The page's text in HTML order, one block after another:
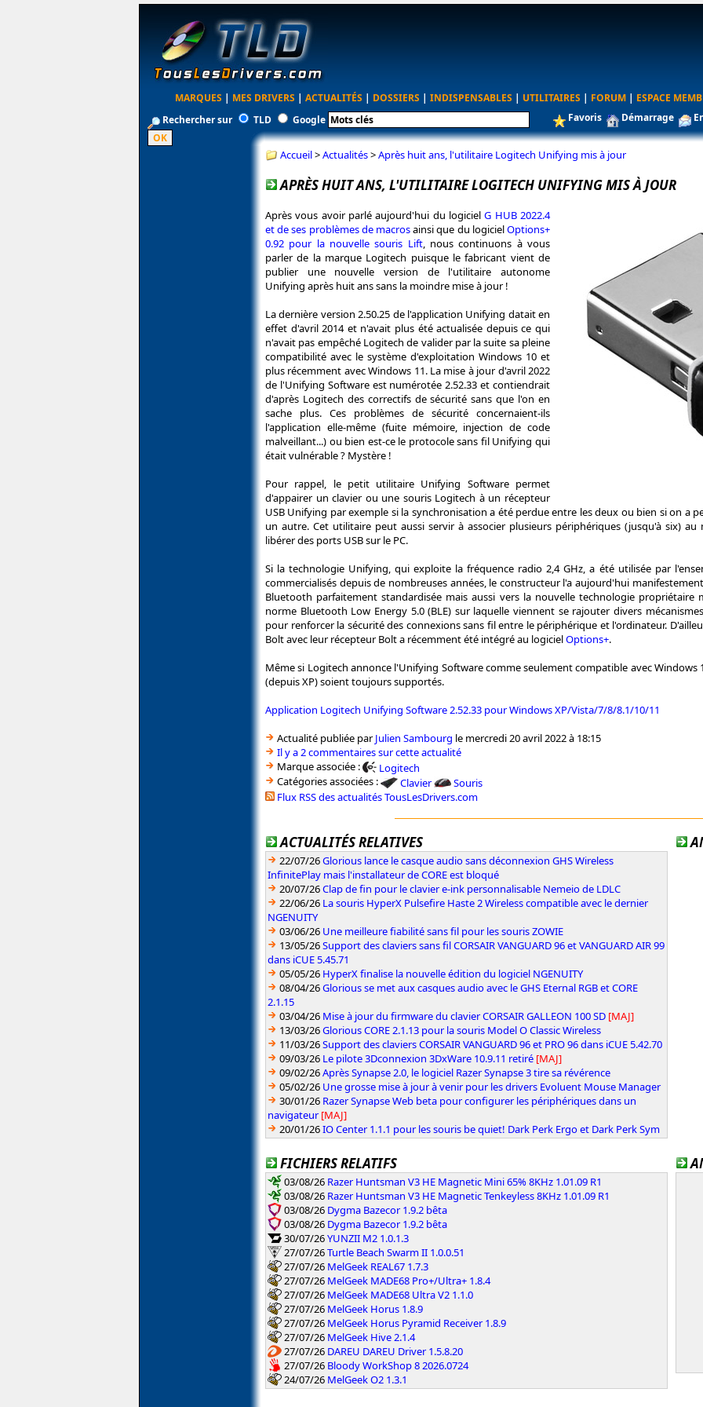
MARQUES | MES DRIVERS | ACTUALITÉS | DOSSIERS | INDISPENSABLES | UTILITAIRES | FORUM | ESPACE
Rechercher sur
TLD Google Favoris Démarrage
Accueil>Actualités>Après huit ans, l'utilitaire Logitech Unifying mis à jour
APRÈS HUIT ANS, L'UTILITAIRE LOGITECH UNIFYING MIS À JOUR
Après vous avoir parlé aujourd'hui du logicielG HUB 2022.4
et de ses problèmes de macrosainsi que du logicielOptions+
0.92 pour la nouvelle souris Lift, nous continuons à vous
parler de la marque Logitech puisque le fabricant vient de
publier une nouvelle version de l'utilitaire autonome
Unifying après huit ans sans la moindre mise à jour !
La dernière version 2.50.25 de l'application Unifying datait en
effet d'avril 2014 et n'avait plus été actualisée depuis ce qui
n'avait pas empêché Logitech de valider par la suite sa pleine
compatibilité avec le système d'exploitation Windows 10 et
plus récemment avec Windows 11. La mise à jour d'avril 2022
de l'Unifying Software est numérotée 2.52.33 et contiendrait
d'après Logitech des correctifs de sécurité sans que l'on en
sache plus. Ces problèmes de sécurité concernaient-ils
l'application elle-même (fuite mémoire, injection de code
malveillant...) ou bien est-ce le protocole sans fil Unifying qui
était vulnérable ? Mystère !
Pour rappel, le petit utilitaire Unifying Software permet
d'appairer un clavier ou une souris Logitech à un récepteur
USB Unifying par exemple si la synchronisation a été perdue entre les deux ou bien si on a
un autre. Cet utilitaire peut aussi servir à associer plusieurs périphériques (jusqu'à six)
libérer des ports USB sur le PC.
Si la technologie Unifying, qui exploite la fréquence radio 2,4 GHz, a été utilisée par
commercialisés depuis de nombreuses années, le constructeur l'a aujourd'hui
Bluetooth parfaitement standardisée mais aussi vers la nouvelle technologie propriétaire
norme Bluetooth Low Energy 5.0 (BLE) sur laquelle viennent se rajouter divers
pour renforcer la sécurité des connexions sans fil entre le périphérique et l'ordinateur.
Bolt avec leur récepteur Bolt a récemment été intégré au logicielOptions+.
Même si Logitech annonce l'Unifying Software comme seulement compatible avec Windows
(depuis XP) soient toujours supportés.
Application Logitech Unifying Software 2.52.33 pour Windows XP/Vista/7/8/8.1/10/11
Actualité publiée parJulien Sambourg le mercredi 20 avril 2022 à 18:15
Il y a 2 commentaires sur cette actualité
Marque associée :
Logitech
Catégories associées :
Clavier
Souris
Flux RSS des actualités TousLesDrivers.com
ACTUALITÉS RELATIVES
22/07/26Glorious lance le casque audio sans déconnexion GHS Wireless
InfinitePlay mais l'installateur de CORE est bloqué
20/07/26Clap de fin pour le clavier e-ink personnalisable Nemeio de LDLC
22/06/26 La souris HyperX Pulsefire Haste 2 Wireless compatible avec le dernier
NGENUITY
03/06/26 Une meilleure fiabilité sans fil pour les souris ZOWIE
13/05/26Support des claviers sans fil CORSAIR VANGUARD 96 et VANGUARD AIR 99
dans iCUE 5.45.71
05/05/26 HyperX finalise la nouvelle édition du logiciel NGENUITY
08/04/26Glorious se met aux casques audio avec le GHS Eternal RGB et CORE
2.1.15
03/04/26 Mise à jour du firmware du clavier CORSAIR GALLEON 100 SD [MAJ]
13/03/26Glorious CORE 2.1.13 pour la souris Model O Classic Wireless
11/03/26Support des claviers CORSAIR VANGUARD 96 et PRO 96 dans iCUE 5.42.70
09/03/26 Le pilote 3Dconnexion 3DxWare 10.9.11 retiré [MAJ]
09/02/26Après Synapse 2.0, le logiciel Razer Synapse 3 tire sa révérence
05/02/26 Une grosse mise à jour à venir pour les drivers Evoluent Mouse Manager
30/01/26 Razer Synapse Web beta pour configurer les périphériques dans un
navigateur [MAJ]
20/01/26IO Center 1.1.1 pour les souris be quiet! Dark Perk Ergo et Dark Perk Sym
FICHIERS RELATIFS
03/08/26 Razer Huntsman V3 HE Magnetic Mini 65% 8KHz 1.01.09 R1
03/08/26 Razer Huntsman V3 HE Magnetic Tenkeyless 8KHz 1.01.09 R1
03/08/26 Dygma Bazecor 1.9.2 bêta
03/08/26 Dygma Bazecor 1.9.2 bêta
30/07/26YUNZII M2 1.0.1.3
27/07/26Turtle Beach Swarm II 1.0.0.51
27/07/26 MelGeek REAL67 1.7.3
27/07/26 MelGeek MADE68 Pro+/Ultra+ 1.8.4
27/07/26 MelGeek MADE68 Ultra V2 1.1.0
27/07/26 MelGeek Horus 1.8.9
27/07/26 MelGeek Horus Pyramid Receiver 1.8.9
27/07/26 MelGeek Hive 2.1.4
27/07/26 DAREU DAREU Driver 1.5.8.20
27/07/26 Bloody WorkShop 8 2026.0724
24/07/26 MelGeek O2 1.3.1